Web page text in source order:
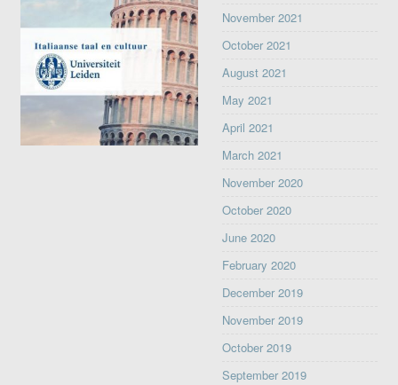
November 2021
October 2021
August 2021
May 2021
April 2021
March 2021
November 2020
October 2020
June 2020
February 2020
December 2019
November 2019
October 2019
September 2019